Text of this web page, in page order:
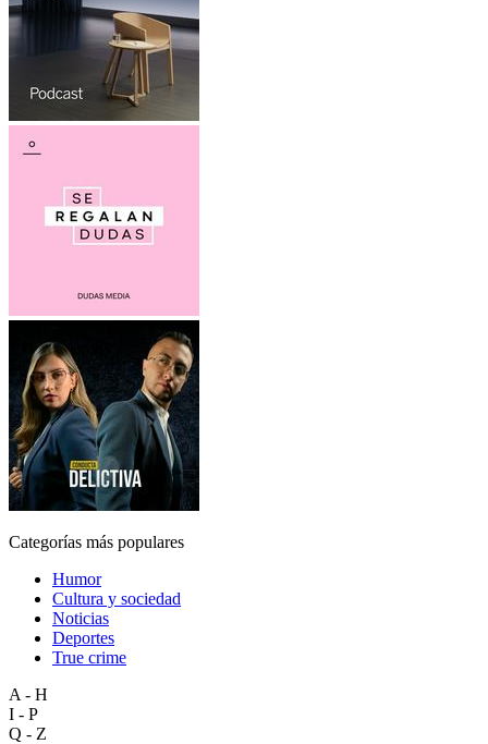
Categorías más populares
Humor
Cultura y sociedad
Noticias
Deportes
True crime
A - H
I - P
Q - Z